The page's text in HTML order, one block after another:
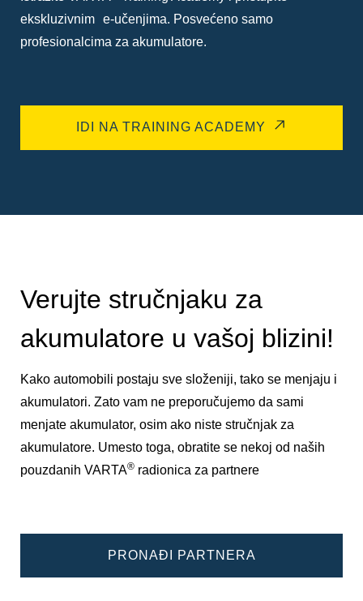
ekskluzivnim e-učenjima. Posvećeno samo
profesionalcima za akumulatore.
IDI NA TRAINING ACADEMY
Verujte stručnjaku za
akumulatore u vašoj blizini!
Kako automobili postaju sve složeniji, tako se menjaju i
akumulatori. Zato vam ne preporučujemo da sami
menjate akumulator, osim ako niste stručnjak za
akumulatore. Umesto toga, obratite se nekoj od naših
pouzdanih VARTA® radionica za partnere
PRONAĐI PARTNERA